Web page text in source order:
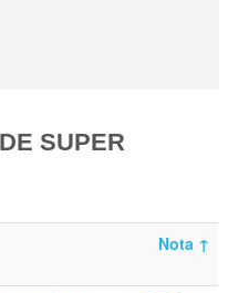
SUPER
Nota ↑